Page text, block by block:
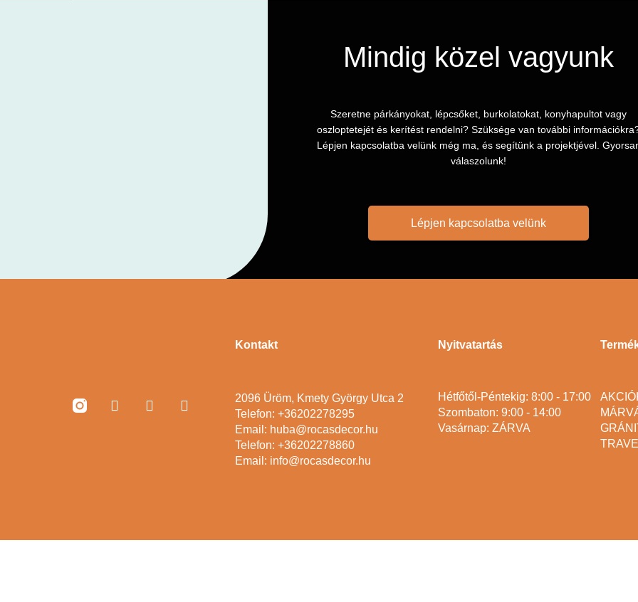
Mindig közel vagyunk
Szeretne párkányokat, lépcsőket, burkolatokat, konyhapultot vagy
oszloptetejét és kerítést rendelni? Szüksége van további
Lépjen kapcsolatba velünk még ma, és segítünk a projektjével.
válaszolunk!
Lépjen kapcsolatba velünk
Kontakt
2096 Üröm, Kmety György Utca 2
Telefon: +36202278295
Email: huba@rocasdecor.hu
Telefon: +36202278860
Email: info@rocasdecor.hu
Nyitvatartás
Hétfőtől-Péntekig: 8:00 - 17:00
Szombaton: 9:00 - 14:00
Vasárnap: ZÁRVA